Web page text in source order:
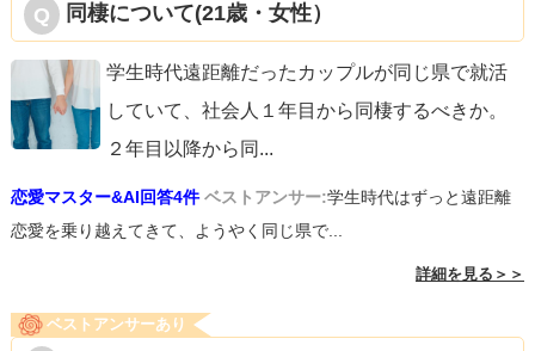
同棲について(21歳・女性）
学生時代遠距離だったカップルが同じ県で就活
していて、社会人１年目から同棲するべきか。
２年目以降から同 ...
恋愛マスター&AI回答4件 ベストアンサー:学生時代はずっと遠距離
恋愛を乗り越えてきて、ようやく同じ県で...
詳細を見る＞＞
ベストアンサーあり